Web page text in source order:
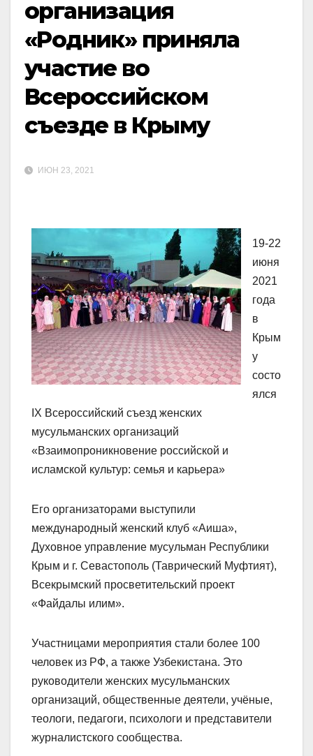
организация
«Родник» приняла
участие во
Всероссийском
съезде в Крыму
ИЮН 23, 2021
19-22
июня
2021
года
в
Крым
у
состо
ялся
IХ Всероссийский съезд женских
мусульманских организаций
«Взаимопроникновение российской и
исламской культур: семья и карьера»
Его организаторами выступили
международный женский клуб «Аиша»,
Духовное управление мусульман Республики
Крым и г. Севастополь (Таврический Муфтият),
Всекрымский просветительский проект
«Файдалы илим».
Участницами мероприятия стали более 100
человек из РФ, а также Узбекистана. Это
руководители женских мусульманских
организаций, общественные деятели, учёные,
теологи, педагоги, психологи и представители
журналистского сообщества.